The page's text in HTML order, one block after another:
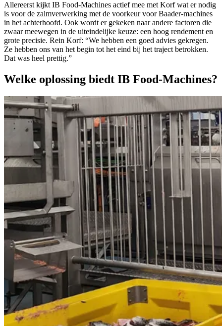
Allereerst kijkt IB Food-Machines actief mee met Korf wat er nodig
is voor de zalmverwerking met de voorkeur voor Baader-machines
in het achterhoofd. Ook wordt er gekeken naar andere factoren die
zwaar meewegen in de uiteindelijke keuze: een hoog rendement en
grote precisie. Rein Korf: “We hebben een goed advies gekregen.
Ze hebben ons van het begin tot het eind bij het traject betrokken.
Dat was heel prettig.”
Welke oplossing biedt IB Food-Machines?